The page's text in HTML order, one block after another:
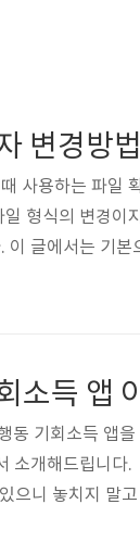
변경방
사용하는 파일
형식의 변경이
이 글에서는 기
왜 .hwpx로 변
동 기회소득 앱
소개해드립니
으니 놓치지 말
스토어에서 앱